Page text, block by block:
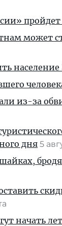
пройдет
может
население
из-за
дня 5
начать